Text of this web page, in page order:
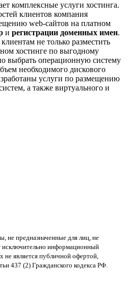
комплексные услуги хостинга.
клиентов компания
web-сайтов на платном
и регистрации доменных имен.
не только разместить
хостинге по выгодному
выбрать операционную систему
необходимого дискового
услуги по размещению
а также виртуального и
не предназначенные для лиц, не
исключительно информационный
не является публичной офертой,
437 (2) Гражданского кодекса РФ.